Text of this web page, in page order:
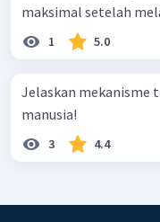
maksimal setelah
1 5.0
Jelaskan mekanisme
manusia!
3 4.4